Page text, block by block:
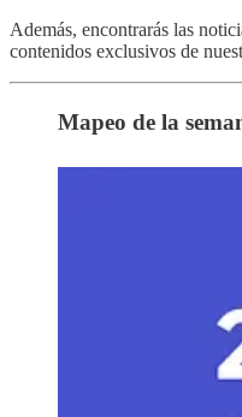
Además, encontrarás las
contenidos exclusivos de
Mapeo de la